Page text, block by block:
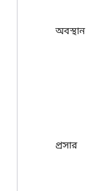
অবস্থান
প্রসার